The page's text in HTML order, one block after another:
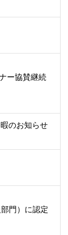
ー協賛継続
のお知らせ
門）に認定